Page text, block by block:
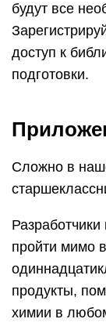
будут все
доступ к
подготовки.
Сложно в
пройти мимо
продукты,
химии в